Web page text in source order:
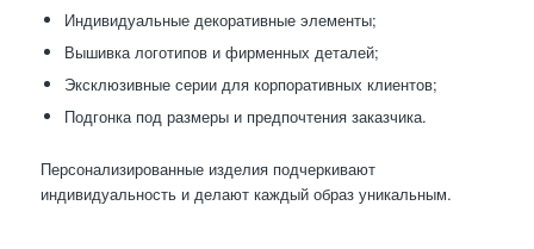
Индивидуальные декоративные элементы;
Вышивка логотипов и фирменных деталей;
Эксклюзивные серии для корпоративных клиентов;
Подгонка под размеры и предпочтения заказчика.
Персонализированные изделия подчеркивают
индивидуальность и делают каждый образ уникальным.